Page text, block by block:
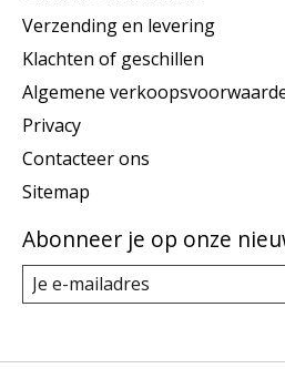
Verzending en levering
Klachten of geschillen
Algemene
Privacy
Contacteer ons
Sitemap
Abonneer je op onze